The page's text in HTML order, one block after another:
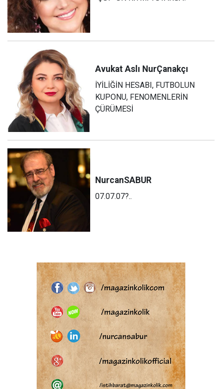
Avukat Aslı NurÇanakçı
İYİLİĞİN HESABI, FUTBOLUN
KUPONU, FENOMENLERİN
ÇÜRÜMESİ
NurcanSABUR
07.07.07?..